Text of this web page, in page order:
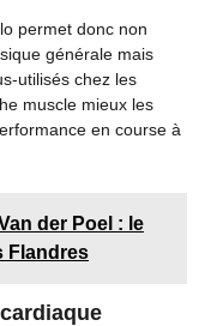
permet donc non
générale mais
utilisés chez les
muscle mieux les
en course à
der Poel : le
Flandres